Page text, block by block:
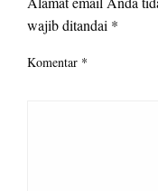
wajib ditandai *
Komentar *